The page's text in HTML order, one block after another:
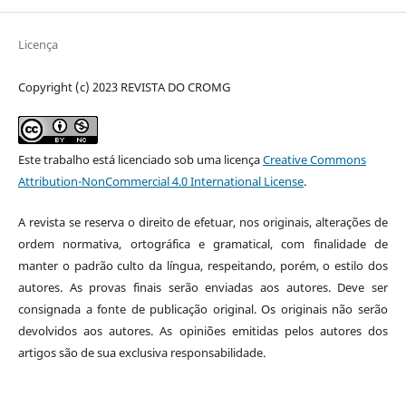
Licença
Copyright (c) 2023 REVISTA DO CROMG
Este trabalho está licenciado sob uma licençaCreative Commons
Attribution-NonCommercial 4.0 International License.
A revista se reserva o direito de efetuar, nos originais, alterações de
ordem normativa, ortográfica e gramatical, com finalidade de
manter o padrão culto da língua, respeitando, porém, o estilo dos
autores. As provas finais serão enviadas aos autores. Deve ser
consignada a fonte de publicação original. Os originais não serão
devolvidos aos autores. As opiniões emitidas pelos autores dos
artigos são de sua exclusiva responsabilidade.